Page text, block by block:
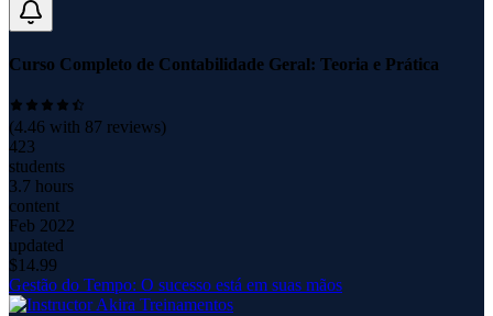
Curso Completo de Contabilidade Geral: Teoria e Prática
(4.46 with 87 reviews)
423
students
3.7 hours
content
Feb 2022
updated
$14.99
Gestão do Tempo: O sucesso está em suas mãos